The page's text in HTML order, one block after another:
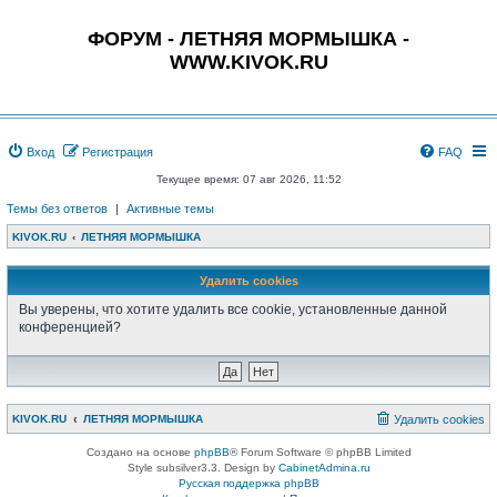
ФОРУМ - ЛЕТНЯЯ МОРМЫШКА -
WWW.KIVOK.RU
Вход Регистрация FAQ
Текущее время: 07 авг 2026, 11:52
Темы без ответов | Активные темы
KIVOK.RU ЛЕТНЯЯ МОРМЫШКА
Удалить cookies
Вы уверены, что хотите удалить все cookie, установленные данной
конференцией?
KIVOK.RU ЛЕТНЯЯ МОРМЫШКА Удалить cookies
Создано на основе phpBB® Forum Software © phpBB Limited
Style subsilver3.3. Design by CabinetAdmina.ru
Русская поддержка phpBB